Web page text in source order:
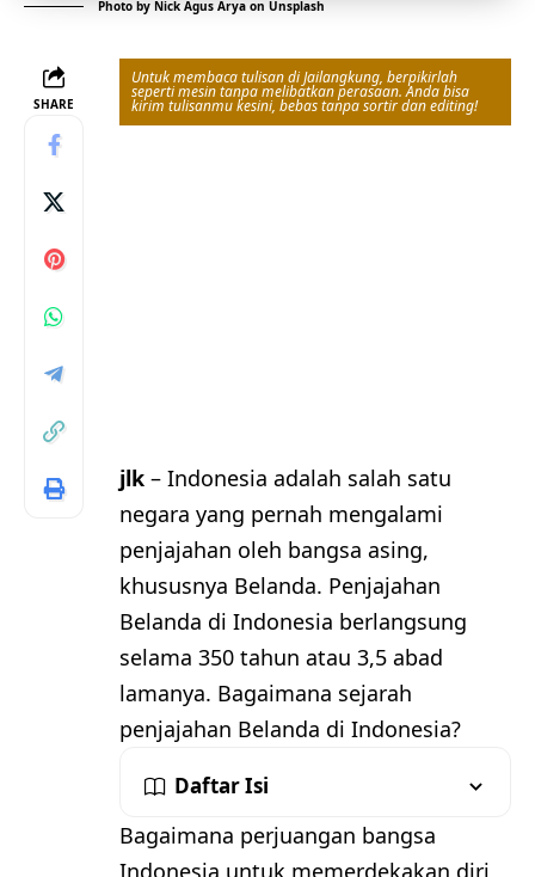
Photo by Nick Agus Arya on Unsplash
SHARE
Untuk membaca tulisan di Jailangkung, berpikirlah
seperti mesin tanpa melibatkan perasaan. Anda bisa
kirim tulisanmu kesini, bebas tanpa sortir dan editing!
jlk – Indonesia adalah salah satu
negara yang pernah mengalami
penjajahan oleh bangsa asing,
khususnya Belanda. Penjajahan
Belanda di Indonesia berlangsung
selama 350 tahun atau 3,5 abad
lamanya. Bagaimana sejarah
penjajahan Belanda di Indonesia?
Daftar Isi
Bagaimana perjuangan bangsa